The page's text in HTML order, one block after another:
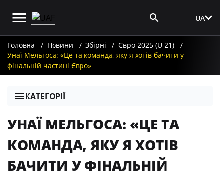
UA
Головна Новини Збірні
Євро-2025 (U-21)
Унаї Мельгоса: «Це та команда, яку я хотів бачити у
фінальній частині Євро»
КАТЕГОРІЇ
УНАЇ МЕЛЬГОСА: «ЦЕ ТА
КОМАНДА, ЯКУ Я ХОТІВ
БАЧИТИ У ФІНАЛЬНІЙ